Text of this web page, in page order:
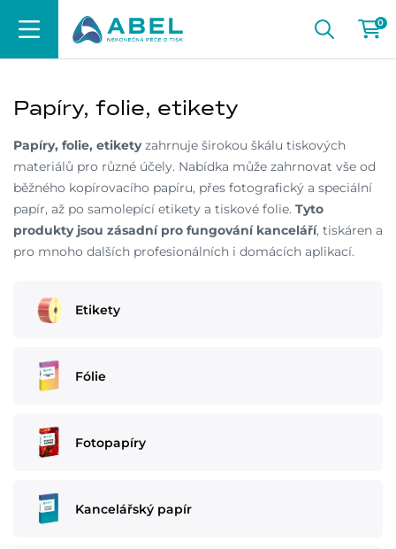
0
Papíry, folie, etikety
Papíry, folie, etiketyzahrnuje širokou škálu tiskových
materiálů pro různé účely. Nabídka může zahrnovat vše od
běžného kopírovacího papíru, přes fotografický a speciální
papír, až po samolepící etikety a tiskové folie. Tyto
produkty jsou zásadní pro fungování kanceláří, tiskáren a
pro mnoho dalších profesionálních i domácích aplikací.
Etikety
Fólie
Fotopapíry
Kancelářský papír